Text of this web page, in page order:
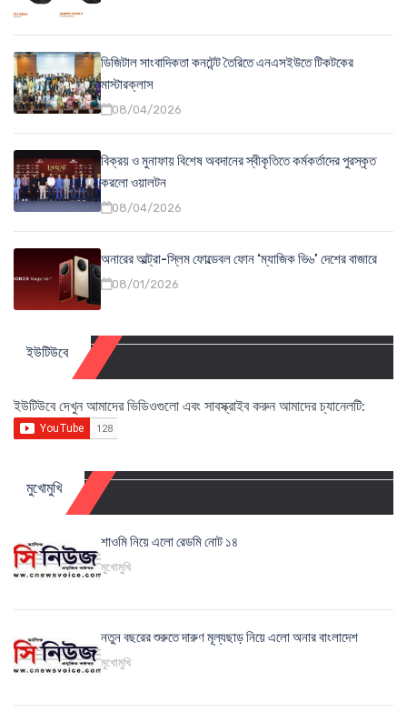
ডিজিটাল সাংবাদিকতা কনটেন্ট তৈরিতে এনএসইউতে টিকটকের
মাস্টারক্লাস
08/04/2026
বিক্রয় ও মুনাফায় বিশেষ অবদানের স্বীকৃতিতে কর্মকর্তাদের পুরস্কৃত
করলো ওয়ালটন
08/04/2026
অনারের আল্ট্রা-স্লিম ফোল্ডেবল ফোন ‘ম্যাজিক ভি৬’ দেশের বাজারে
08/01/2026
ইউটিউবে
ইউটিউবে দেখুন আমাদের ভিডিওগুলো এবং সাবস্ক্রাইব করুন আমাদের চ্যানেলটি:
মুখোমুখি
শাওমি নিয়ে এলো রেডমি নোট ১৪
মুখোমুখি
নতুন বছরের শুরুতে দারুণ মূল্যছাড় নিয়ে এলো অনার বাংলাদেশ
মুখোমুখি